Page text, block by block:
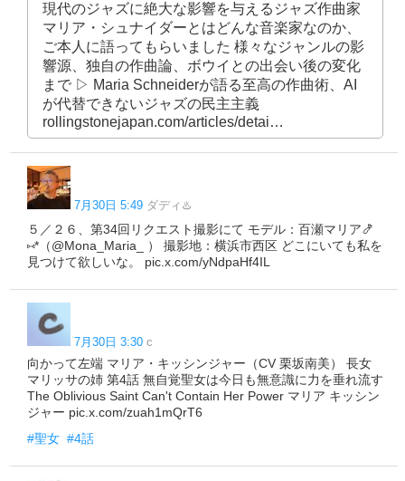
現代のジャズに絶大な影響を与えるジャズ作曲家
マリア・シュナイダーとはどんな音楽家なのか、
ご本人に語ってもらいました 様々なジャンルの影
響源、独自の作曲論、ボウイとの出会い後の変化
まで ▷ Maria Schneiderが語る至高の作曲術、AI
が代替できないジャズの民主主義
rollingstonejapan.com/articles/detai…
7月30日 5:49 ダディ♨️
５／２６、第34回リクエスト撮影にて モデル：百瀬マリア🍤
⑅*（@Mona_Maria_ ） 撮影地：横浜市西区 どこにいても私を
見つけて欲しいな。 pic.x.com/yNdpaHf4IL
7月30日 3:30 c
向かって左端 マリア・キッシンジャー（CV 栗坂南美） 長女
マリッサの姉 第4話 無自覚聖女は今日も無意識に力を垂れ流す
The Oblivious Saint Can't Contain Her Power マリア キッシン
ジャー pic.x.com/zuah1mQrT6
#聖女 #4話